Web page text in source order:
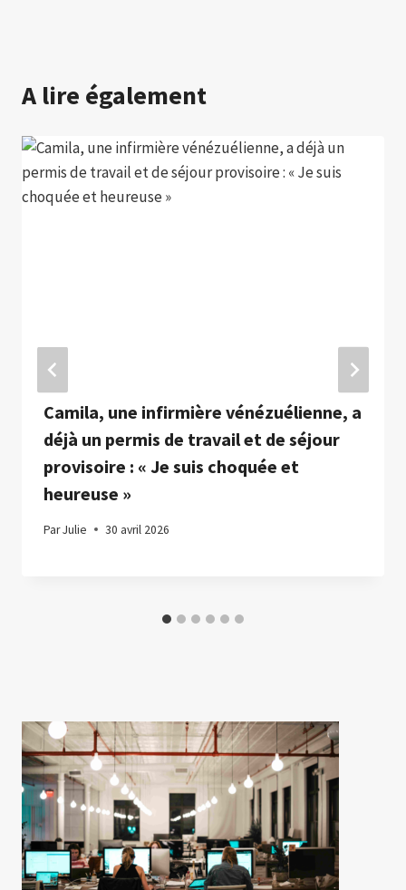
A lire également
Camila, une infirmière vénézuélienne, a
déjà un permis de travail et de séjour
provisoire : « Je suis choquée et
heureuse »
ParJulie 30 avril 2026